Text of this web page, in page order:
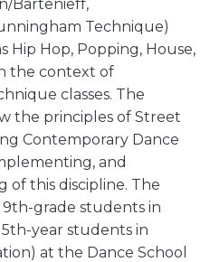
Bartenieff,
Technique)
Hip Hop, Popping, House,
the context of
classes. The
the principles of Street
Contemporary Dance
and
of this discipline. The
grade students in
year students in
at the Dance School